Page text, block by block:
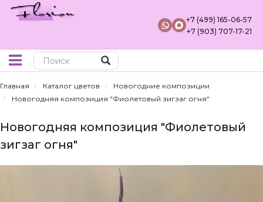
+7 (499) 165-06-57
+7 (903) 707-17-21
Главная Каталог цветов
Новогодние композиции
Новогодняя композиция "Фиолетовый зигзаг огня"
Новогодняя композиция "Фиолетовый
зигзаг огня"